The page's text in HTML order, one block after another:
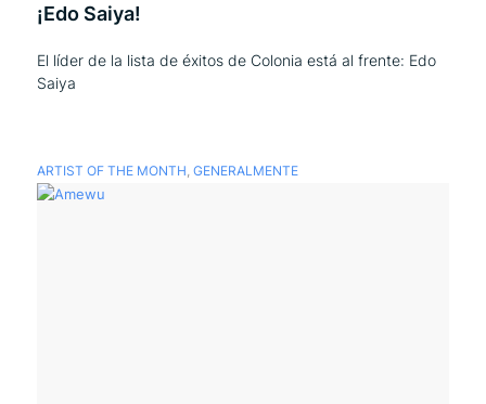
¡Edo Saiya!
El líder de la lista de éxitos de Colonia está al frente: Edo
Saiya
ARTIST OF THE MONTH, GENERALMENTE